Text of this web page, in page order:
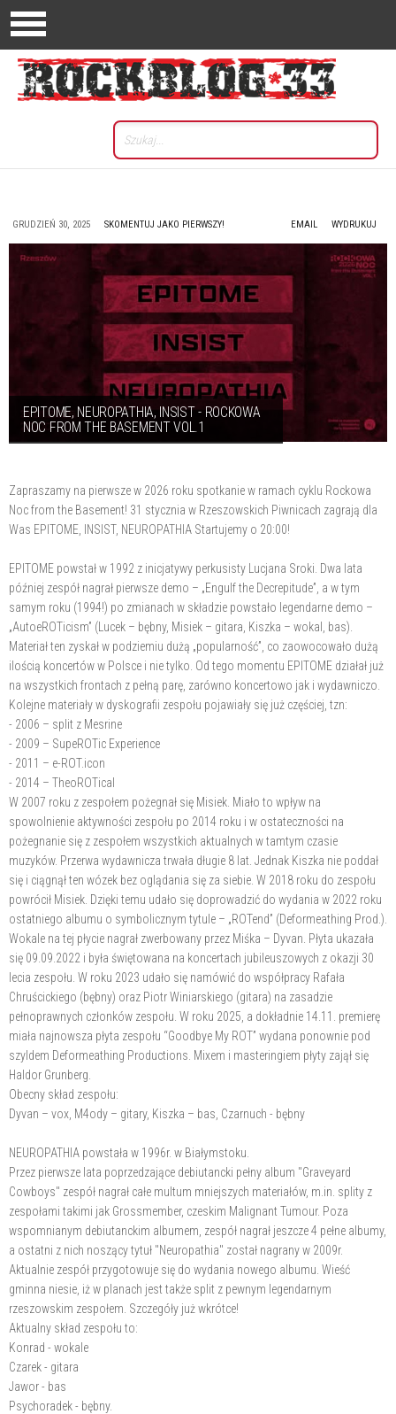
GRUDZIEŃ 30, 2025 WYDRUKUJ
EMAIL
SKOMENTUJ JAKO PIERWSZY!
EPITOME, NEUROPATHIA, INSIST - ROCKOWA
NOC FROM THE BASEMENT VOL.1
Zapraszamy na pierwsze w 2026 roku spotkanie w ramach cyklu Rockowa
Noc from the Basement! 31 stycznia w Rzeszowskich Piwnicach zagrają dla
Was EPITOME, INSIST, NEUROPATHIA Startujemy o 20:00!
EPITOME powstał w 1992 z inicjatywy perkusisty Lucjana Sroki. Dwa lata
później zespół nagrał pierwsze demo – „Engulf the Decrepitude”, a w tym
samym roku (1994!) po zmianach w składzie powstało legendarne demo –
„AutoeROTicism” (Lucek – bębny, Misiek – gitara, Kiszka – wokal, bas).
Materiał ten zyskał w podziemiu dużą „popularność”, co zaowocowało dużą
ilością koncertów w Polsce i nie tylko. Od tego momentu EPITOME działał już
na wszystkich frontach z pełną parę, zarówno koncertowo jak i wydawniczo.
Kolejne materiały w dyskografii zespołu pojawiały się już częściej, tzn:
- 2006 – split z Mesrine
- 2009 – SupeROTic Experience
- 2011 – e-ROT.icon
- 2014 – TheoROTical
W 2007 roku z zespołem pożegnał się Misiek. Miało to wpływ na
spowolnienie aktywności zespołu po 2014 roku i w ostateczności na
pożegnanie się z zespołem wszystkich aktualnych w tamtym czasie
muzyków. Przerwa wydawnicza trwała długie 8 lat. Jednak Kiszka nie poddał
się i ciągnął ten wózek bez oglądania się za siebie. W 2018 roku do zespołu
powrócił Misiek. Dzięki temu udało się doprowadzić do wydania w 2022 roku
ostatniego albumu o symbolicznym tytule – „ROTend” (Deformeathing Prod.).
Wokale na tej płycie nagrał zwerbowany przez Miśka – Dyvan. Płyta ukazała
się 09.09.2022 i była świętowana na koncertach jubileuszowych z okazji 30
lecia zespołu. W roku 2023 udało się namówić do współpracy Rafała
Chruścickiego (bębny) oraz Piotr Winiarskiego (gitara) na zasadzie
pełnoprawnych członków zespołu. W roku 2025, a dokładnie 14.11. premierę
miała najnowsza płyta zespołu “Goodbye My ROT” wydana ponownie pod
szyldem Deformeathing Productions. Mixem i masteringiem płyty zajął się
Haldor Grunberg.
Obecny skład zespołu:
Dyvan – vox, M4ody – gitary, Kiszka – bas, Czarnuch - bębny
NEUROPATHIA powstała w 1996r. w Białymstoku.
Przez pierwsze lata poprzedzające debiutancki pełny album "Graveyard
Cowboys" zespół nagrał całe multum mniejszych materiałów, m.in. splity z
zespołami takimi jak Grossmember, czeskim Malignant Tumour. Poza
wspomnianym debiutanckim albumem, zespół nagrał jeszcze 4 pełne albumy,
a ostatni z nich noszący tytuł "Neuropathia" został nagrany w 2009r.
Aktualnie zespół przygotowuje się do wydania nowego albumu. Wieść
gminna niesie, iż w planach jest także split z pewnym legendarnym
rzeszowskim zespołem. Szczegóły już wkrótce!
Aktualny skład zespołu to:
Konrad - wokale
Czarek - gitara
Jawor - bas
Psychoradek - bębny.